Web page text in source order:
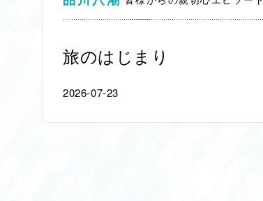
旅のはじまり
2026-07-23